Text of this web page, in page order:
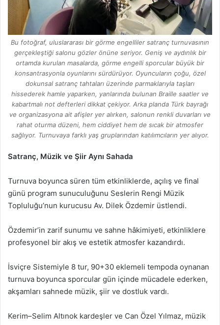
Bu fotoğraf, uluslararası bir görme engelliler satranç turnuvasının
gerçekleştiği salonu gözler önüne seriyor. Geniş ve aydınlık bir
ortamda kurulan masalarda, görme engelli sporcular büyük bir
konsantrasyonla oyunlarını sürdürüyor. Oyuncuların çoğu, özel
dokunsal satranç tahtaları üzerinde parmaklarıyla taşları
hissederek hamle yaparken, yanlarında bulunan Braille saatler ve
kabartmalı not defterleri dikkat çekiyor. Arka planda Türk bayrağı
ve organizasyona ait afişler yer alırken, salonun renkli duvarları ve
rahat oturma düzeni, hem ciddiyet hem de sıcak bir atmosfer
sağlıyor. Turnuvaya farklı yaş gruplarından katılımcıların yer alıyor.
Satranç, Müzik ve Şiir Aynı Sahada
Turnuva boyunca süren tüm etkinliklerde, açılış ve final
günü program sunuculuğunu Seslerin Rengi Müzik
Topluluğu’nun kurucusu Av. Dilek Özdemir üstlendi.
Özdemir’in zarif sunumu ve sahne hâkimiyeti, etkinliklere
profesyonel bir akış ve estetik atmosfer kazandırdı.
İsviçre Sistemiyle 8 tur, 90+30 eklemeli tempoda oynanan
turnuva boyunca sporcular gün içinde mücadele ederken,
akşamları sahnede müzik, şiir ve dostluk vardı.
Kerim–Selim Altınok kardeşler ve Can Özel Yılmaz, müzik